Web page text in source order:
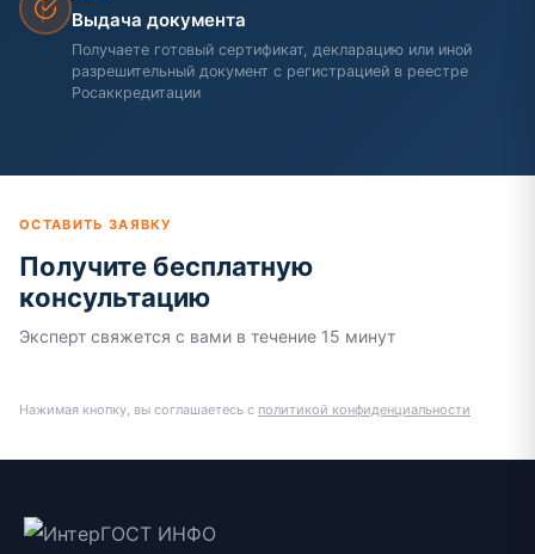
Выдача документа
Получаете готовый сертификат, декларацию или иной
разрешительный документ с регистрацией в реестре
Росаккредитации
ОСТАВИТЬ ЗАЯВКУ
Получите бесплатную
консультацию
Эксперт свяжется с вами в течение 15 минут
Нажимая кнопку, вы соглашаетесь с политикой конфиденциальности